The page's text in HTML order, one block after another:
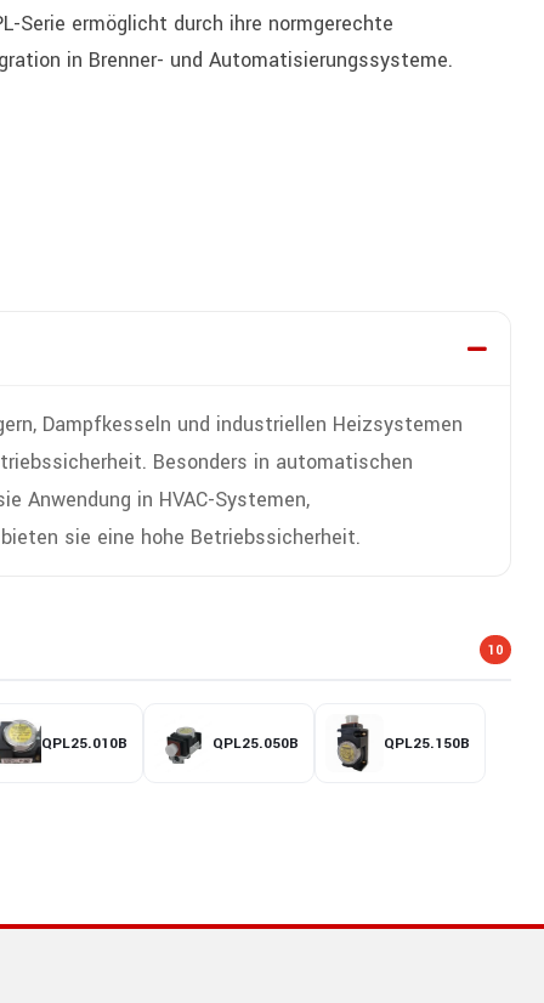
Serie ermöglicht durch ihre normgerechte
in Brenner- und Automatisierungssysteme.
Dampfkesseln und industriellen Heizsystemen
Besonders in automatischen
Anwendung in HVAC-Systemen,
sie eine hohe Betriebssicherheit.
10
QPL25.010B QPL25.050B QPL25.150B